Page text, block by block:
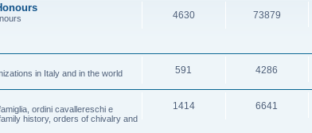
4630 73879
in Italy and in the world
591 4286
ordini cavallereschi e
history, orders of chivalry and
1414 6641